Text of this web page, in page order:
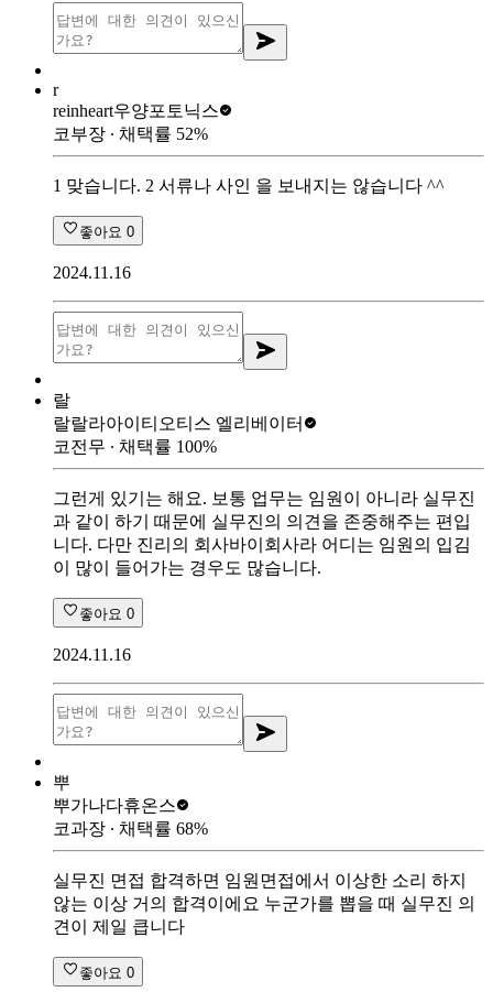
r
reinheart우양포토닉스
코부장 ∙ 채택률 52%
1 맞습니다. 2 서류나 사인 을 보내지는 않습니다 ^^
좋아요 0
2024.11.16
랄
랄랄라아이티 오티스 엘리베이터
코전무 ∙ 채택률 100%
그런게 있기는 해요. 보통 업무는 임원이 아니라 실무진
과 같이 하기 때문에 실무진의 의견을 존중해주는 편입
니다. 다만 진리의 회사바이회사라 어디는 임원의 입김
이 많이 들어가는 경우도 많습니다.
좋아요 0
2024.11.16
뿌
뿌가나다휴온스
코과장 ∙ 채택률 68%
실무진 면접 합격하면 임원면접에서 이상한 소리 하지
않는 이상 거의 합격이에요 누군가를 뽑을 때 실무진 의
견이 제일 큽니다
좋아요 0